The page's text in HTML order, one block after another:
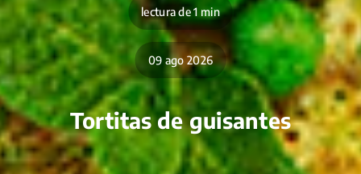
lectura de 1 min
09 ago 2026
Tortitas de guisantes